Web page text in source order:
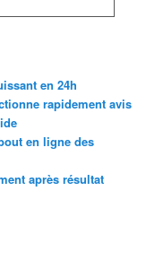
en 24h
rapidement avis
en ligne des
après résultat